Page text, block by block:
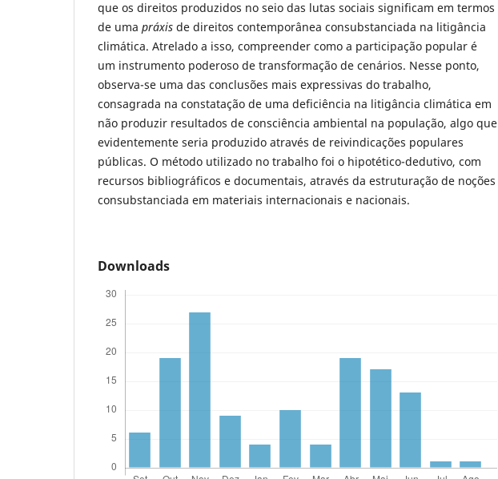
que os direitos produzidos no seio das lutas sociais significam em termos
de uma práxis de direitos contemporânea consubstanciada na litigância
climática. Atrelado a isso, compreender como a participação popular é
um instrumento poderoso de transformação de cenários. Nesse ponto,
observa-se uma das conclusões mais expressivas do trabalho,
consagrada na constatação de uma deficiência na litigância climática em
não produzir resultados de consciência ambiental na população, algo que
evidentemente seria produzido através de reivindicações populares
públicas. O método utilizado no trabalho foi o hipotético-dedutivo, com
recursos bibliográficos e documentais, através da estruturação de noções
consubstanciada em materiais internacionais e nacionais.
Downloads